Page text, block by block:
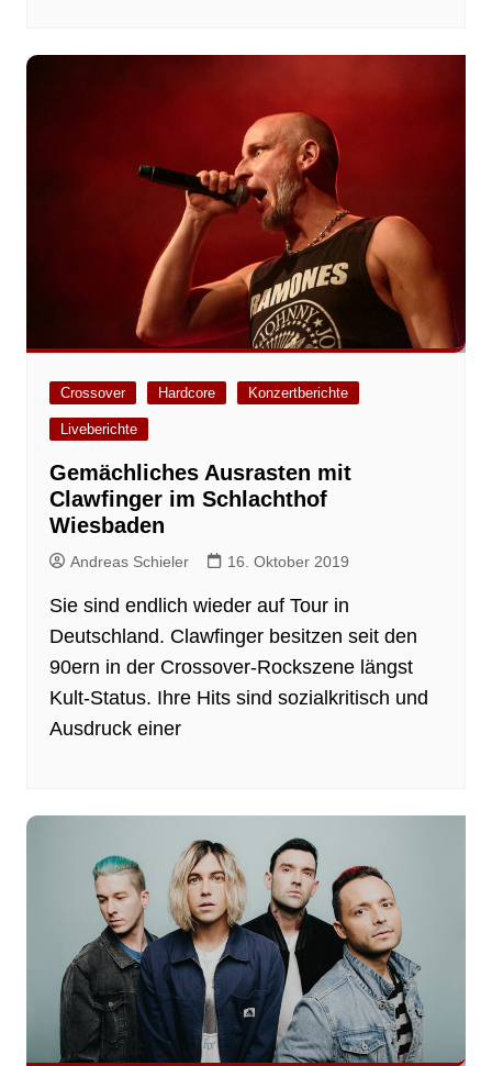
Crossover Hardcore Konzertberichte
Liveberichte
Gemächliches Ausrasten mit
Clawfinger im Schlachthof
Wiesbaden
Andreas Schieler 16. Oktober 2019
Sie sind endlich wieder auf Tour in
Deutschland. Clawfinger besitzen seit den
90ern in der Crossover-Rockszene längst
Kult-Status. Ihre Hits sind sozialkritisch und
Ausdruck einer